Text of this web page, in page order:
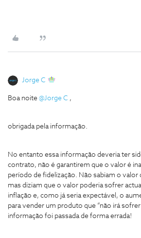
Jorge C
Boa noite @Jorge C ,
obrigada pela informação.
No entanto essa informação deveria ter
contrato, não é garantirem que o valor é
período de fidelização. Não sabiam o
mas diziam que o valor poderia sofrer
inflação e, como já seria expectável, o
para vender um produto que “não irá sofrer
informação foi passada de forma errada!